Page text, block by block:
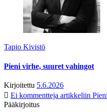
Tapio Kivistö
Pieni virhe, suuret vahingot
Kirjoitettu 5.6.2026
Ei kommentteja artikkeliin
Pääkirjoitus